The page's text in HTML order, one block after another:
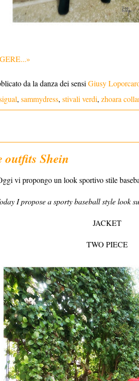
da la danza dei sensi Giusy
, sammydress, stivali verdi, zhoara
outfits Shein
vi propongo un look sportivo stile
I propose a sporty baseball style look
JACKET
TWO PIECE